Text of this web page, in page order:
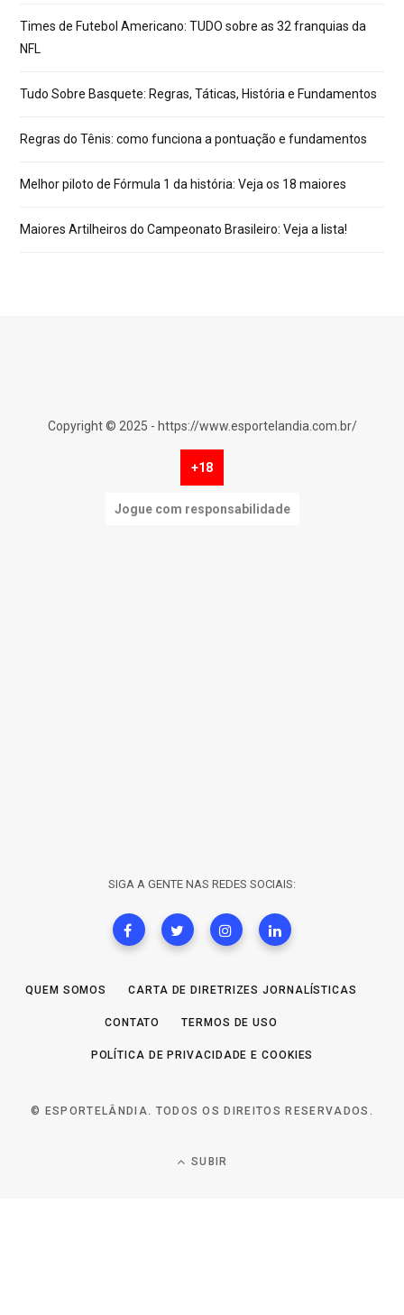
Times de Futebol Americano: TUDO sobre as 32 franquias da
NFL
Tudo Sobre Basquete: Regras, Táticas, História e Fundamentos
Regras do Tênis: como funciona a pontuação e fundamentos
Melhor piloto de Fórmula 1 da história: Veja os 18 maiores
Maiores Artilheiros do Campeonato Brasileiro: Veja a lista!
Copyright © 2025 - https://www.esportelandia.com.br/
+18
Jogue com responsabilidade
SIGA A GENTE NAS REDES SOCIAIS:
QUEM SOMOS CARTA DE DIRETRIZES JORNALÍSTICAS
CONTATO TERMOS DE USO
POLÍTICA DE PRIVACIDADE E COOKIES
© ESPORTELÂNDIA. TODOS OS DIREITOS RESERVADOS.
SUBIR